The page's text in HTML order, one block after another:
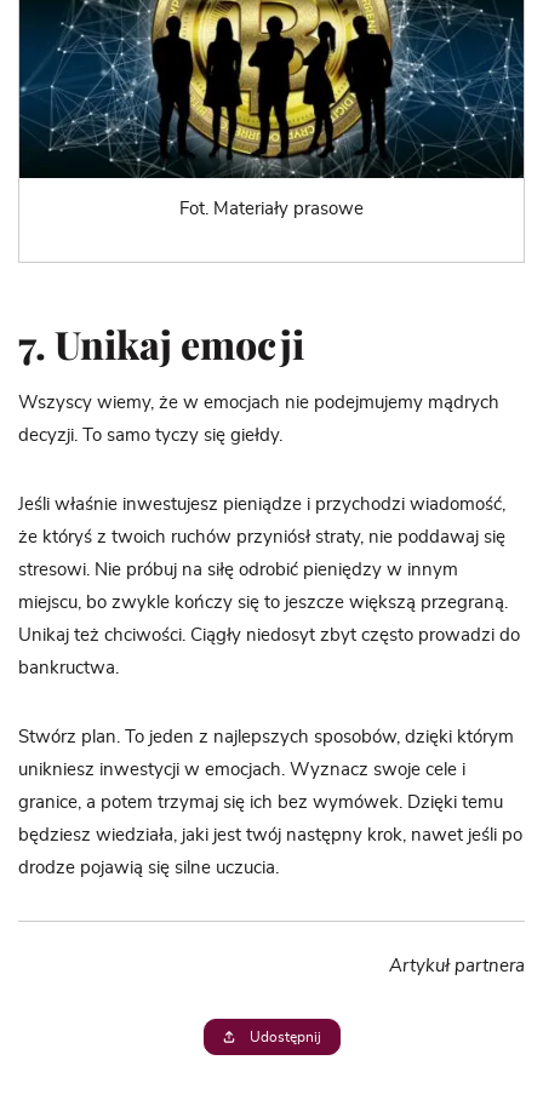
Fot. Materiały prasowe
7. Unikaj emocji
Wszyscy wiemy, że w emocjach nie podejmujemy mądrych
decyzji. To samo tyczy się giełdy.
Jeśli właśnie inwestujesz pieniądze i przychodzi wiadomość,
że któryś z twoich ruchów przyniósł straty, nie poddawaj się
stresowi. Nie próbuj na siłę odrobić pieniędzy w innym
miejscu, bo zwykle kończy się to jeszcze większą przegraną.
Unikaj też chciwości. Ciągły niedosyt zbyt często prowadzi do
bankructwa.
Stwórz plan. To jeden z najlepszych sposobów, dzięki którym
unikniesz inwestycji w emocjach. Wyznacz swoje cele i
granice, a potem trzymaj się ich bez wymówek. Dzięki temu
będziesz wiedziała, jaki jest twój następny krok, nawet jeśli po
drodze pojawią się silne uczucia.
Artykuł partnera
Udostępnij